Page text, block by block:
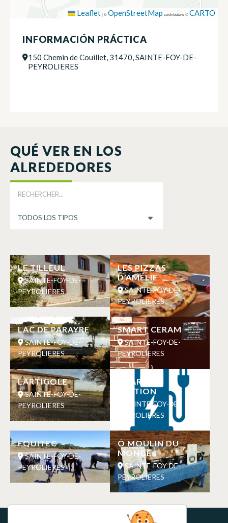
Leaflet|©OpenStreetMap contributors ©CARTO
INFORMACIÓN PRÁCTICA
150 Chemin de Couillet, 31470, SAINTE-FOY-DE-
PEYROLIERES
QUÉ VER EN LOS
ALREDEDORES
LE TILLEUL
SAINTE-FOY-DE-
PEYROLIERES
LES PIZZAS
D’AMÉLIE
SAINTE-FOY-DE-
PEYROLIERES
LAC DE PARAYRE
SAINTE-FOY-DE-
PEYROLIERES
SMART CERAM
SAINTE-FOY-DE-
PEYROLIERES
LARTIGOLE
SAINTE-FOY-DE-
PEYROLIERES
CHARGING
STATION
SAINTE-FOY-DE-
PEYROLIERES
EQUITEC
SAINTE-FOY-DE-
PEYROLIERES
Ô MOULIN DU
MONGE
SAINTE-FOY-DE-
PEYROLIERES